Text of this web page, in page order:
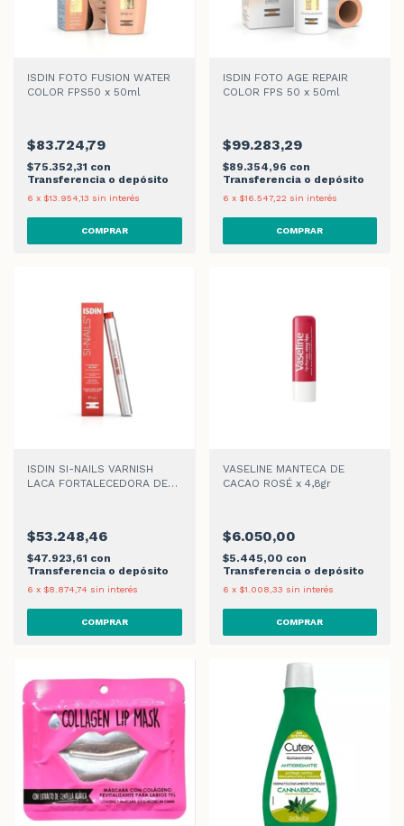
ISDIN FOTO FUSION WATER
COLOR FPS50 x 50ml
$83.724,79
$75.352,31 con
Transferencia o depósito
6 x $13.954,13 sin interés
ISDIN FOTO AGE REPAIR
COLOR FPS 50 x 50ml
$99.283,29
$89.354,96 con
Transferencia o depósito
6 x $16.547,22 sin interés
ISDIN SI-NAILS VARNISH
LACA FORTALECEDORA DE
$53.248,46
$47.923,61 con
Transferencia o depósito
6 x $8.874,74 sin interés
VASELINE MANTECA DE
CACAO ROSÉ x 4,8gr
$6.050,00
$5.445,00 con
Transferencia o depósito
6 x $1.008,33 sin interés